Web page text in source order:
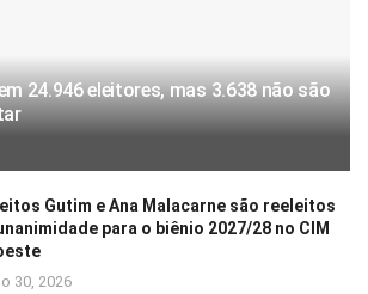
24.946 eleitores, mas 3.638 não são
Gutim e Ana Malacarne são reeleitos
para o biênio 2027/28 no CIM
30, 2026